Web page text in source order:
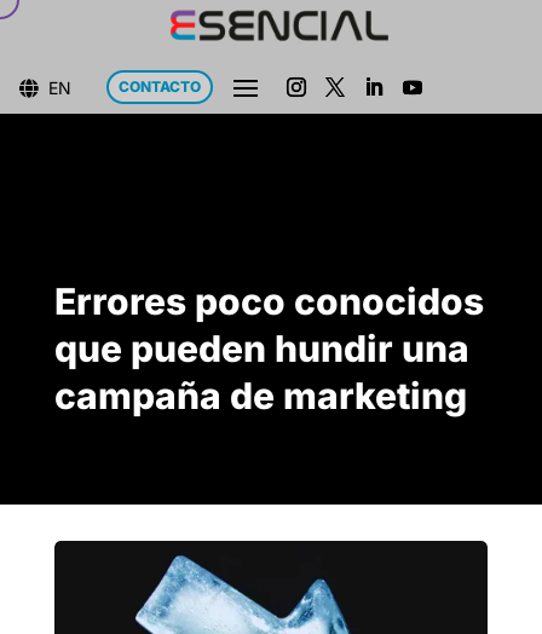
 EN CONTACTO
Errores poco conocidos
que pueden hundir una
campaña de marketing